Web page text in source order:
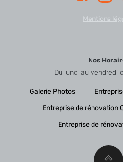
Mentions
Nos
Du lundi au vendredi
Galerie Photos
Entreprise de rénovation
Entreprise de